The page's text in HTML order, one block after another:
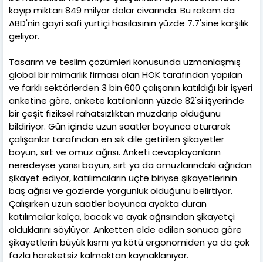
kayıp miktarı 849 milyar dolar civarında. Bu rakam da
ABD'nin gayri safi yurtiçi hasılasının yüzde 7.7'sine karşılık
geliyor.
Tasarım ve teslim çözümleri konusunda uzmanlaşmış
global bir mimarlık firması olan HOK tarafından yapılan
ve farklı sektörlerden 3 bin 600 çalışanın katıldığı bir işyeri
anketine göre, ankete katılanların yüzde 82'si işyerinde
bir çeşit fiziksel rahatsızlıktan muzdarip olduğunu
bildiriyor. Gün içinde uzun saatler boyunca oturarak
çalışanlar tarafından en sık dile getirilen şikayetler
boyun, sırt ve omuz ağrısı. Anketi cevaplayanların
neredeyse yarısı boyun, sırt ya da omuzlarındaki ağrıdan
şikayet ediyor, katılımcıların üçte biriyse şikayetlerinin
baş ağrısı ve gözlerde yorgunluk olduğunu belirtiyor.
Çalışırken uzun saatler boyunca ayakta duran
katılımcılar kalça, bacak ve ayak ağrısından şikayetçi
olduklarını söylüyor. Anketten elde edilen sonuca göre
şikayetlerin büyük kısmı ya kötü ergonomiden ya da çok
fazla hareketsiz kalmaktan kaynaklanıyor.